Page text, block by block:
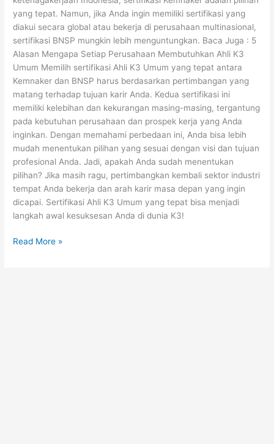
yang tepat. Namun, jika Anda ingin memiliki sertifikasi yang
diakui secara global atau bekerja di perusahaan multinasional,
sertifikasi BNSP mungkin lebih menguntungkan. Baca Juga : 5
Alasan Mengapa Setiap Perusahaan Membutuhkan Ahli K3
Umum Memilih sertifikasi Ahli K3 Umum yang tepat antara
Kemnaker dan BNSP harus berdasarkan pertimbangan yang
matang terhadap tujuan karir Anda. Kedua sertifikasi ini
memiliki kelebihan dan kekurangan masing-masing, tergantung
pada kebutuhan perusahaan dan prospek kerja yang Anda
inginkan. Dengan memahami perbedaan ini, Anda bisa lebih
mudah menentukan pilihan yang sesuai dengan visi dan tujuan
profesional Anda. Jadi, apakah Anda sudah menentukan
pilihan? Jika masih ragu, pertimbangkan kembali sektor industri
tempat Anda bekerja dan arah karir masa depan yang ingin
dicapai. Sertifikasi Ahli K3 Umum yang tepat bisa menjadi
langkah awal kesuksesan Anda di dunia K3!
Read More »